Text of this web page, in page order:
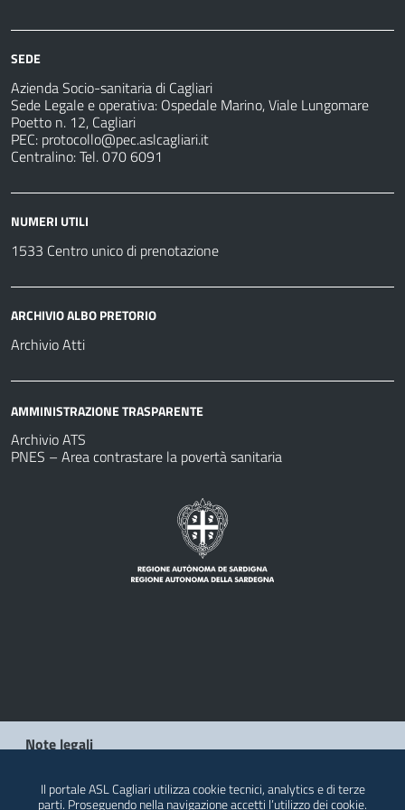
sanitarie
fare
SEDE
Azienda Socio-sanitaria di Cagliari
Sede Legale e operativa: Ospedale Marino, Viale Lungomare
Poetto n. 12, Cagliari
PEC: protocollo@pec.aslcagliari.it
Centralino: Tel. 070 6091
NUMERI UTILI
1533 Centro unico di prenotazione
ARCHIVIO ALBO PRETORIO
Archivio Atti
AMMINISTRAZIONE TRASPARENTE
Archivio ATS
PNES – Area contrastare la povertà sanitaria
Note legali
Il portale ASL Cagliari utilizza cookie tecnici, analytics e di terze
parti. Proseguendo nella navigazione accetti l’utilizzo dei cookie.